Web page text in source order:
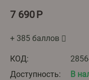
7 690Р
+ 385 баллов
КОД:
Доступность:
В